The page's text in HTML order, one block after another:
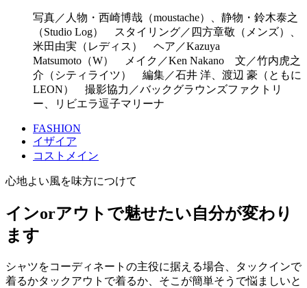
写真／人物・西崎博哉（moustache）、静物・鈴木泰之
（Studio Log） スタイリング／四方章敬（メンズ）、
米田由実（レディス） ヘア／Kazuya
Matsumoto（W） メイク／Ken Nakano 文／竹内虎之
介（シティライツ） 編集／石井 洋、渡辺 豪（ともに
LEON） 撮影協力／バックグラウンズファクトリ
ー、リビエラ逗子マリーナ
FASHION
イザイア
コストメイン
心地よい風を味方につけて
インorアウトで魅せたい自分が変わり
ます
シャツをコーディネートの主役に据える場合、タックインで
着るかタックアウトで着るか、そこが簡単そうで悩ましいと